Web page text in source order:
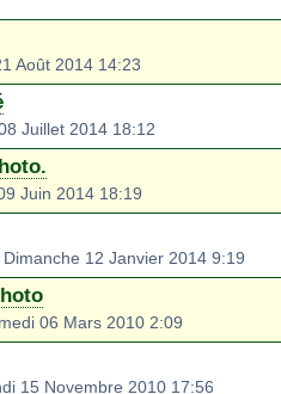
Août 2014 14:23
Juillet 2014 18:12
Juin 2014 18:19
Dimanche 12 Janvier 2014 9:19
06 Mars 2010 2:09
15 Novembre 2010 17:56